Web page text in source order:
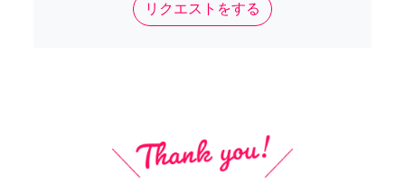
リクエストをする